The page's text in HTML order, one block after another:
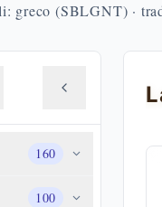
greco (SBLGNT) ·
160
100